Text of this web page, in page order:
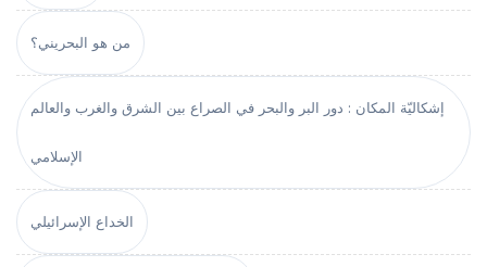
من هو البحريني؟
إشكاليّة المكان : دور البر والبحر في الصراع بين الشرق والغرب والعالم
الإسلامي
الخداع الإسرائيلي